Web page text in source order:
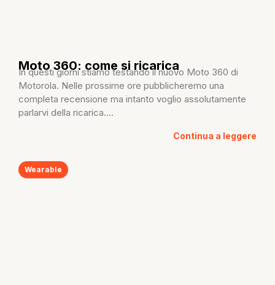
Moto 360: come si ricarica
In questi giorni stiamo testando il nuovo Moto 360 di
Motorola. Nelle prossime ore pubblicheremo una
completa recensione ma intanto voglio assolutamente
parlarvi della ricarica....
Continua a leggere
Wearable